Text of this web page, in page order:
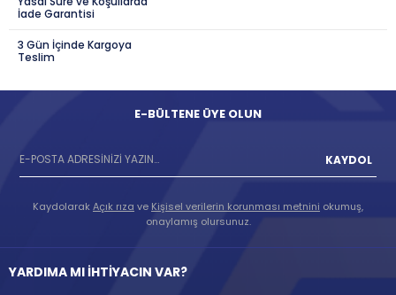
İade Garantisi
3 Gün İçinde Kargoya
Teslim
E-BÜLTENE ÜYE OLUN
KAYDOL
KaydolarakAçık rıza ve Kişisel verilerin korunması metnini okumuş,
onaylamış olursunuz.
YARDIMA MI İHTİYACIN VAR?